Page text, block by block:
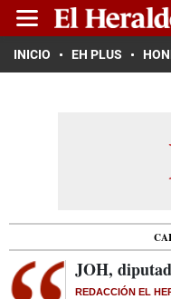
INICIO EH PLUS
JOH,
REDACCIÓN EL